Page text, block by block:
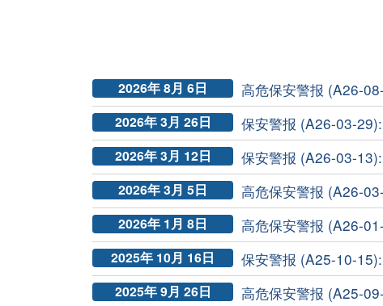
2026年 8月 6日 高危保安警报 (A26-
2026年 3月 26日 保安警报 (A26-03-
2026年 3月 12日 保安警报 (A26-03-
2026年 3月 5日 高危保安警报 (A26-
2026年 1月 8日 高危保安警报 (A26-
2025年 10月 16日 保安警报 (A25-10-
2025年 9月 26日 高危保安警报 (A25-